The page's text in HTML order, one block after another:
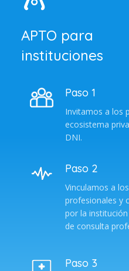
APTO para
instituciones
Paso 1
Invitamos a los
ecosistema
DNI.
Paso 2
Vinculamos a
profesionales y
por la
de consulta
Paso 3